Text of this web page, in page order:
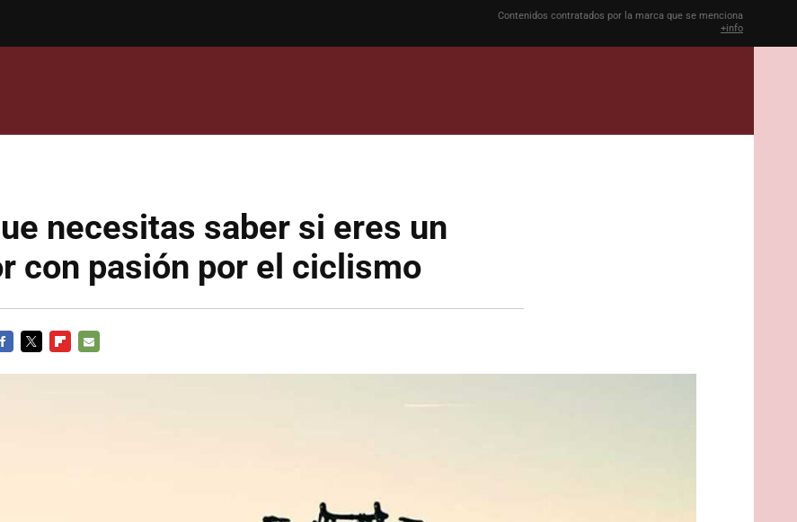
Contenidos contratados por la marca que se menciona
+info
necesitas saber si eres un
con pasión por el ciclismo